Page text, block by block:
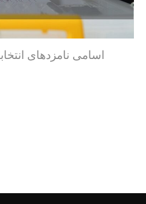
اسامی نامزدهای